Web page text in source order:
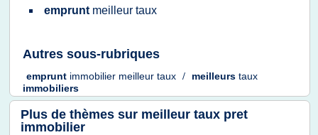
emprunt meilleur taux
Autres sous-rubriques
emprunt immobilier meilleur taux / meilleurs taux
immobiliers
Plus de thèmes sur meilleur taux pret
immobilier